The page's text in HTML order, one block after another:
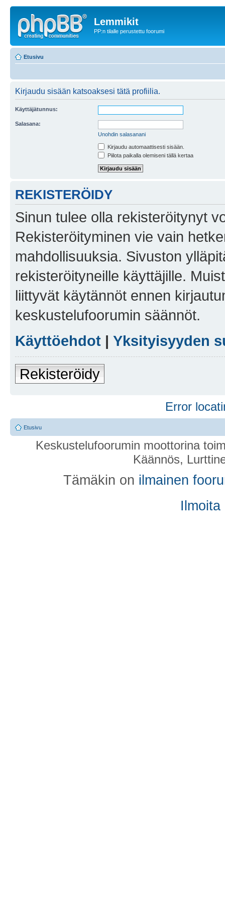
Lemmikit
PP:n tilalle perustettu foorumi
Etusivu
Kirjaudu sisään katsoaksesi tätä profiilia.
Käyttäjätunnus:
Salasana:
Unohdin salasanani
Kirjaudu automaattisesti sisään.
Piilota paikalla olemiseni tällä kertaa
REKISTERÖIDY
Sinun tulee olla rekisteröitynyt
Rekisteröityminen vie vain
mahdollisuuksia. Sivuston
rekisteröityneille käyttäjille.
liittyvät käytännöt ennen
keskustelufoorumin säännöt.
Käyttöehdot | Yksityisyyden
Rekisteröidy
Error
Etusivu
Keskustelufoorumin moottorina
Käännös,
Tämäkin on ilmainen